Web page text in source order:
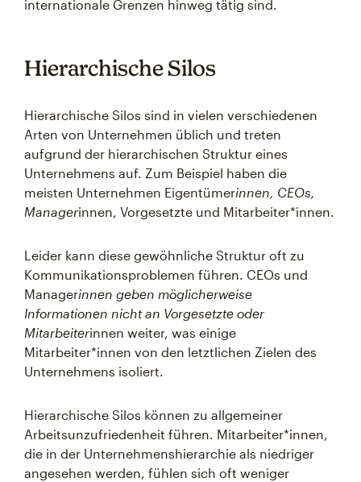
internationale Grenzen hinweg tätig sind.
Hierarchische Silos
Hierarchische Silos sind in vielen verschiedenen
Arten von Unternehmen üblich und treten
aufgrund der hierarchischen Struktur eines
Unternehmens auf. Zum Beispiel haben die
meisten Unternehmen Eigentümerinnen, CEOs,
Managerinnen, Vorgesetzte und Mitarbeiter*innen.
Leider kann diese gewöhnliche Struktur oft zu
Kommunikationsproblemen führen. CEOs und
Managerinnen geben möglicherweise
Informationen nicht an Vorgesetzte oder
Mitarbeiterinnen weiter, was einige
Mitarbeiter*innen von den letztlichen Zielen des
Unternehmens isoliert.
Hierarchische Silos können zu allgemeiner
Arbeitsunzufriedenheit führen. Mitarbeiter*innen,
die in der Unternehmenshierarchie als niedriger
angesehen werden, fühlen sich oft weniger